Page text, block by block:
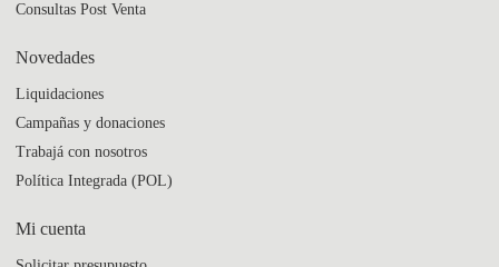
Consultas Post Venta
Novedades
Liquidaciones
Campañas y donaciones
Trabajá con nosotros
Política Integrada (POL)
Mi cuenta